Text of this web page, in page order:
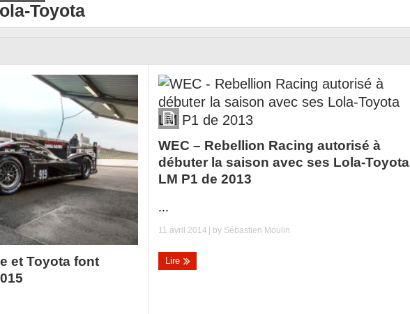
Toyota
et Toyota font
WEC – Rebellion Racing autorisé à
débuter la saison avec ses Lola-Toyota
LM P1 de 2013
...
11 avril 2014 | by Sébastien Moulin
Lire